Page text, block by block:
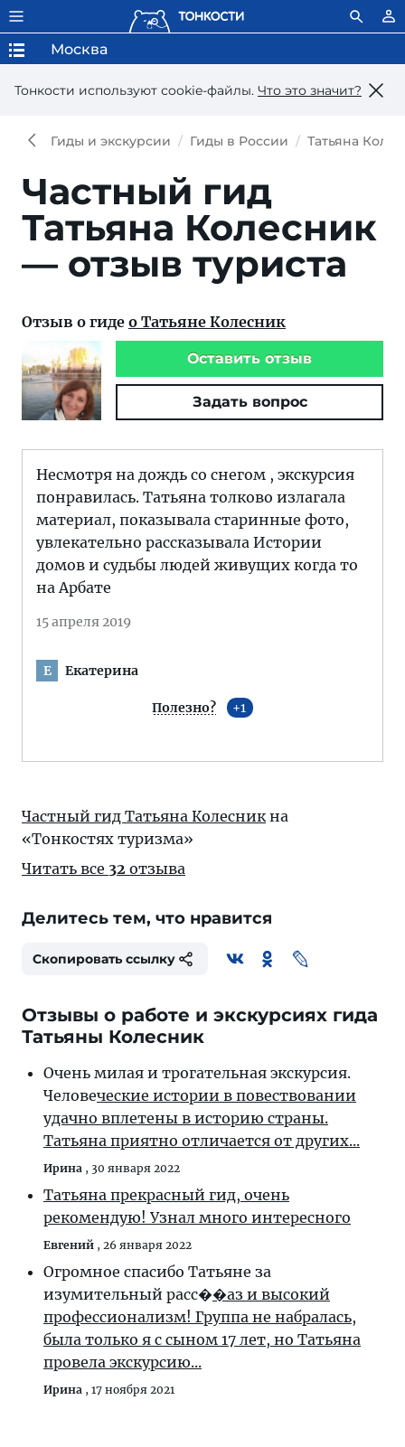
Тонкости используют сookie-файлы. Что это значит?
Москва
Гиды и экскурсии Гиды в России Татьяна
Частный гид
Татьяна Колесник
— отзыв туриста
Отзыв о гиде о Татьяне Колесник
Оставить отзыв
Задать вопрос
Несмотря на дождь со снегом , экскурсия
понравилась. Татьяна толково излагала
материал, показывала старинные фото,
увлекательно рассказывала Истории
домов и судьбы людей живущих когда то
на Арбате
15 апреля 2019
Е Екатерина
Полезно? 1
Частный гид Татьяна Колесникна
«Тонкостях туризма»
Читать все 32 отзыва
Делитесь тем, что нравится
Скопировать ссылку
Отзывы о работе и экскурсиях гида
Татьяны Колесник
Очень милая и трогательная экскурсия.
Человеческие истории в повествовании
удачно вплетены в историю страны.
Татьяна приятно отличается от других...
Ирина , 30 января 2022
Татьяна прекрасный гид, очень
рекомендую! Узнал много интересного
Евгений , 26 января 2022
Огромное спасибо Татьяне за
изумительный расс��аз и высокий
профессионализм! Группа не набралась,
была только я с сыном 17 лет, но Татьяна
провела экскурсию...
Ирина , 17 ноября 2021